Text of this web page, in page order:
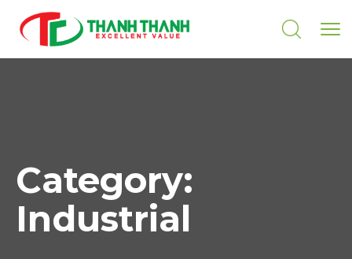
Category:
Industrial